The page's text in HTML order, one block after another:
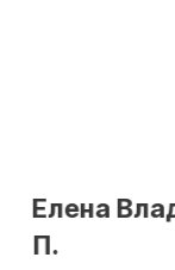
Елена
П.